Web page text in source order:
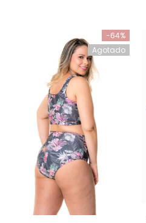
-64%
Agotado